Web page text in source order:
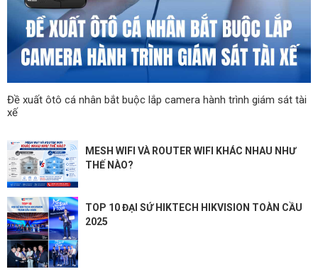
Đề xuất ôtô cá nhân bắt buộc lắp camera hành trình giám sát tài
xế
MESH WIFI VÀ ROUTER WIFI KHÁC NHAU NHƯ
THẾ NÀO?
TOP 10 ĐẠI SỨ HIKTECH HIKVISION TOÀN CẦU
2025